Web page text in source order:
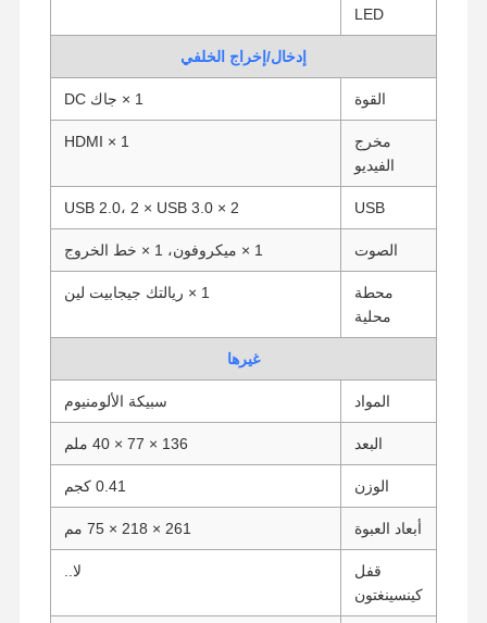
المنتجات حول بنا
ضبط الجودة نتحدث الآن
جدار الحماية الحاسوب المصغر
كمبيوتر صناعي صغير
جهاز كمبيوتر صغير الحجم POE
سيلرون ميني بي سي
جهاز كمبيوتر صغير
كمبيوتر مكتبي صغير
LED
إدخال/إخراج الخلفي
القوة 1 × جاك DC
مخرج
الفيديو
1 × HDMI
USB 2 × USB 2.0، 2 × USB 3.0
الصوت 1 × ميكروفون، 1 × خط الخروج
محطة
محلية
1 × ريالتك جيجابيت لين
غيرها
المواد سبيكة الألومنيوم
البعد 136 × 77 × 40 ملم
الوزن 0.41 كجم
أبعاد العبوة 261 × 218 × 75 مم
قفل
كينسينغتون
لا..